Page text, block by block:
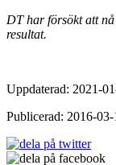
DT har försökt att
resultat.
Uppdaterad: 2021-
Publicerad: 2016-03-